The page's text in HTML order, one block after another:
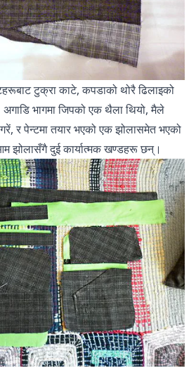
टुक्रा काटे, कपडाको थोरै ढिलाइको
भागमा जिपको एक थैला थियो, मैले
र पेन्टमा तयार भएको एक झोलासमेत भएको
झोलासँगै दुई कार्यात्मक खण्डहरू छन्।